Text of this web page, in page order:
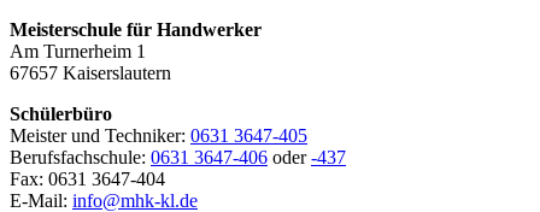
Meisterschule für Handwerker
Am Turnerheim 1
67657 Kaiserslautern
Schülerbüro
Meister und Techniker: 0631 3647-405
Berufsfachschule: 0631 3647-406 oder-437
Fax: 0631 3647-404
E-Mail: info@mhk-kl.de